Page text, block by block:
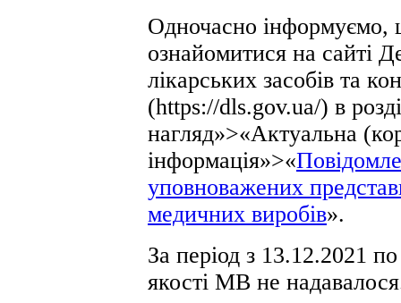
Одночасно
ознайомитися на сайті
лікарських засобів та
(https://dls.gov.ua/) в
нагляд»>«Актуальна
інформація»>«
уповноважених
медичних виробів».
За період з 13.12.2021
якості МВ не